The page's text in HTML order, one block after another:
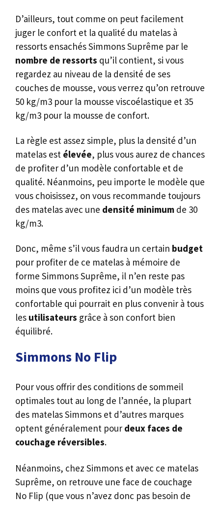
D’ailleurs, tout comme on peut facilement
juger le confort et la qualité du matelas à
ressorts ensachés Simmons Suprême par le
nombre de ressorts qu’il contient, si vous
regardez au niveau de la densité de ses
couches de mousse, vous verrez qu’on retrouve
50 kg/m3 pour la mousse viscoélastique et 35
kg/m3 pour la mousse de confort.
La règle est assez simple, plus la densité d’un
matelas est élevée, plus vous aurez de chances
de profiter d’un modèle confortable et de
qualité. Néanmoins, peu importe le modèle que
vous choisissez, on vous recommande toujours
des matelas avec une densité minimum de 30
kg/m3.
Donc, même s’il vous faudra un certain budget
pour profiter de ce matelas à mémoire de
forme Simmons Suprême, il n’en reste pas
moins que vous profitez ici d’un modèle très
confortable qui pourrait en plus convenir à tous
les utilisateurs grâce à son confort bien
équilibré.
Simmons No Flip
Pour vous offrir des conditions de sommeil
optimales tout au long de l’année, la plupart
des matelas Simmons et d’autres marques
optent généralement pour deux faces de
couchage réversibles.
Néanmoins, chez Simmons et avec ce matelas
Suprême, on retrouve une face de couchage
No Flip (que vous n’avez donc pas besoin de